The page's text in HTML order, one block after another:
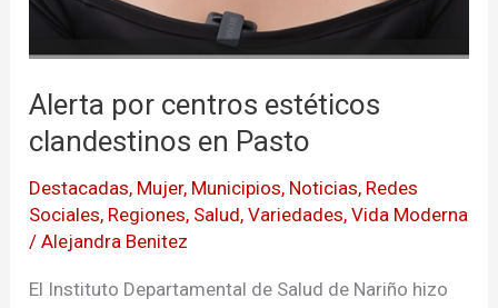
Alerta por centros estéticos
clandestinos en Pasto
Destacadas, Mujer, Municipios, Noticias, Redes
Sociales, Regiones, Salud,Variedades,Vida Moderna
/Alejandra Benitez
El Instituto Departamental de Salud de Nariño hizo